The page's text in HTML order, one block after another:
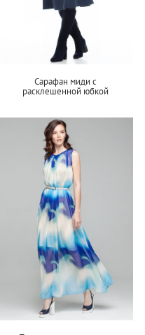
Сарафан миди с
расклешенной юбкой